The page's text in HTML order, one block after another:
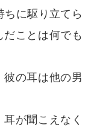
に駆り立てら
ことは何でも
彼の耳は他の男
が聞こえなく